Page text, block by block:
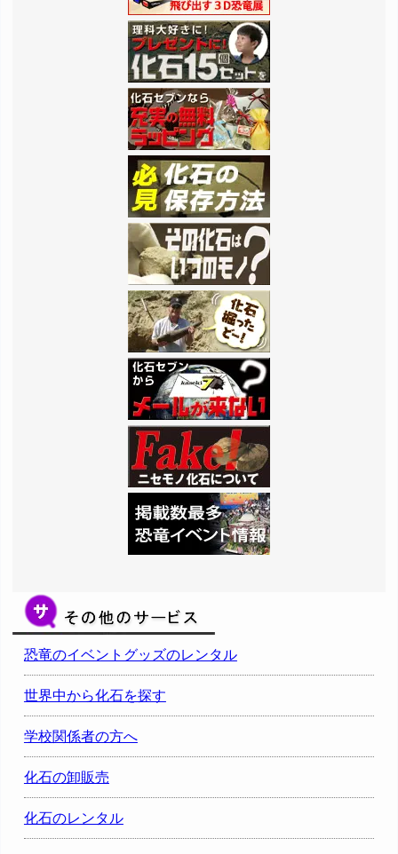
恐竜のイベントグッズのレンタル
世界中から化石を探す
学校関係者の方へ
化石の卸販売
化石のレンタル